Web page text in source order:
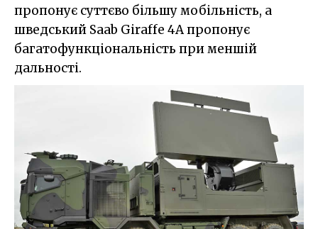
пропонує суттєво більшу мобільність, а
шведський Saab Giraffe 4A пропонує
багатофункціональність при меншій
дальності.